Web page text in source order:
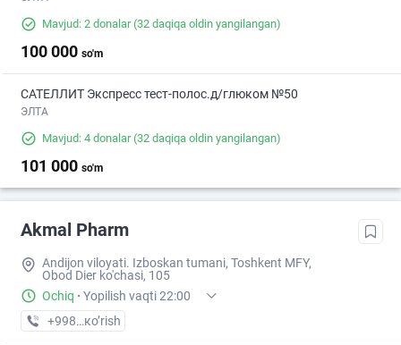
Mavjud: 2 donalar(32 daqiqa oldin yangilangan)
100 000 so'm
САТЕЛЛИТ Экспресс тест-полос.д/глюком №50
ЭЛТА
Mavjud: 4 donalar(32 daqiqa oldin yangilangan)
101 000 so'm
Akmal Pharm
Andijon viloyati. Izboskan tumani, Toshkent MFY,
Obod Dier ko'chasi, 105
Ochiq · Yopilish vaqti 22:00
+998 (88) XXX-XX-XX
кo’rish